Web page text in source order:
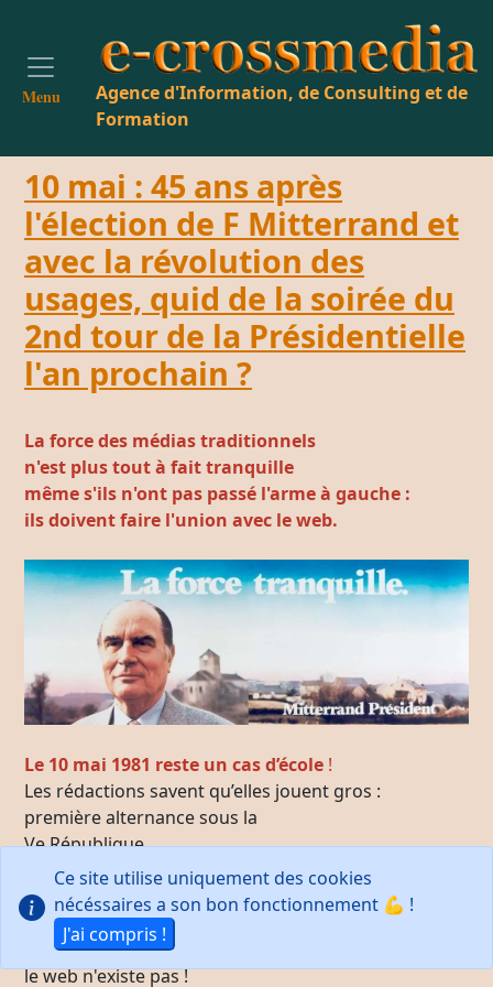
Menu
Agence d'Information, de Consulting et de
Formation
10 mai : 45 ans après
l'élection de F Mitterrand et
avec la révolution des
usages, quid de la soirée du
2nd tour de la Présidentielle
l'an prochain ?
La force des médias traditionnels
n'est plus tout à fait tranquille
même s'ils n'ont pas passé l'arme à gauche :
ils doivent faire l'union avec le web.
Le 10 mai 1981 reste un cas d’école !
Les rédactions savent qu’elles jouent gros :
première alternance sous la
Ve République,
concurrence féroce entre TF1, Antenne 2, France
Inter et les radios périphériques.
La presse écrite doit encore attendre le lendemain
pour être lue,
le web n'existe pas !
Ce site utilise uniquement des cookies
nécéssaires a son bon fonctionnement 💪 !
J'ai compris !